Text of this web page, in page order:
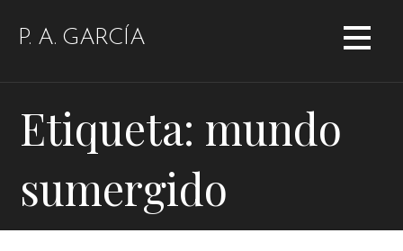
P. A. GARCÍA
Etiqueta: mundo
sumergido